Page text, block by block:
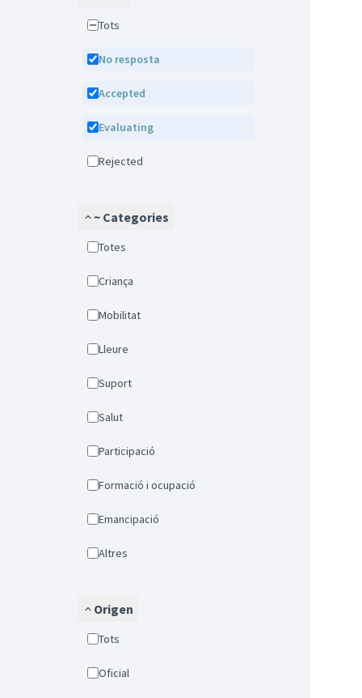
Tots
No resposta
Accepted
Evaluating
Rejected
~ Categories
Totes
Criança
Mobilitat
Lleure
Suport
Salut
Participació
Formació i ocupació
Emancipació
Altres
Origen
Tots
Oficial